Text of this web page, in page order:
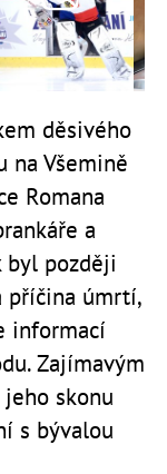
děsivého
na Všemině
Romana
a
byl později
příčina úmrtí,
informací
Zajímavým
skonu
s bývalou